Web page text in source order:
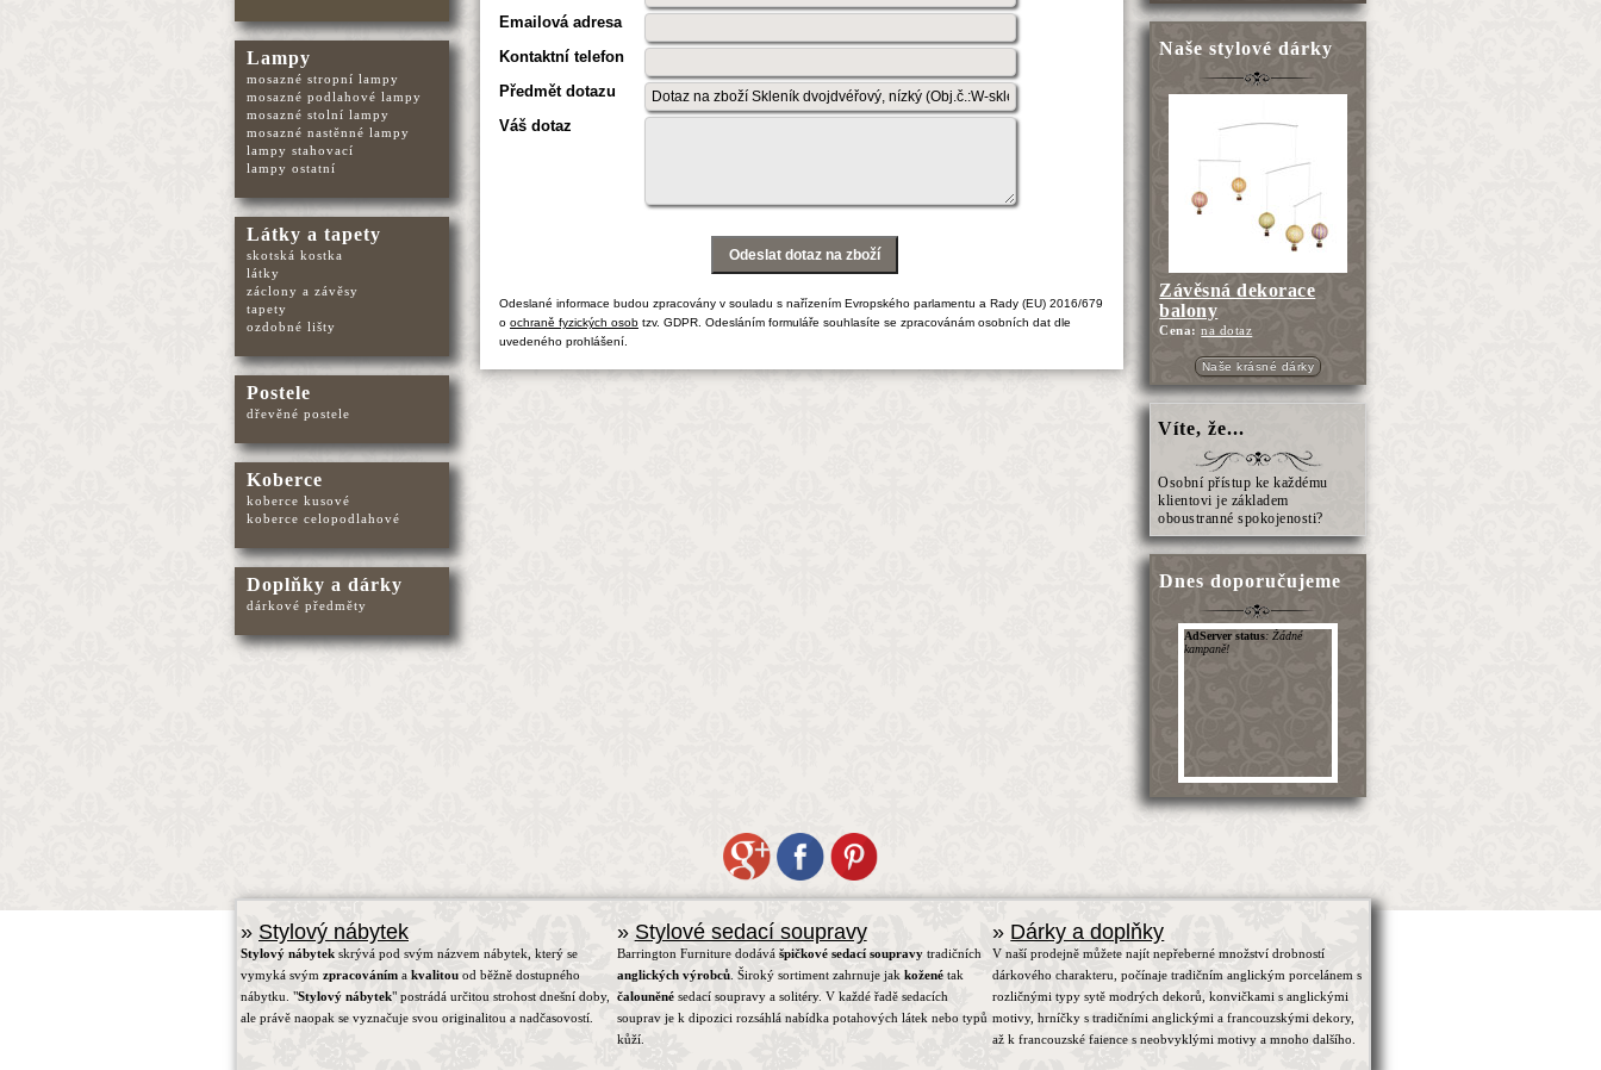
Emailová adresa
Kontaktní telefon
Předmět dotazu
Váš dotaz
Odeslané informace budou zpracovány v souladu s nařízením Evropského parlamentu a Rady (EU) 2016/679
o ochraně fyzických osobtzv. GDPR. Odesláním formuláře souhlasíte se zpracovánám osobních dat dle
uvedeného prohlášení.
Naše stylové dárky
Závěsná dekorace
balony
Cena:na dotaz
Naše krásné dárky
Víte, že...
Osobní přístup ke každému
klientovi je základem
oboustranné spokojenosti?
Dnes doporučujeme
Lampy
mosazné stropní lampy
mosazné podlahové lampy
mosazné stolní lampy
mosazné nastěnné lampy
lampy stahovací
lampy ostatní
Látky a tapety
skotská kostka
látky
záclony a závěsy
tapety
ozdobné lišty
Postele
dřevěné postele
Koberce
koberce kusové
koberce celopodlahové
Doplňky a dárky
dárkové předměty
» Stylový nábytek
Stylový nábytek skrývá pod svým názvem nábytek, který se
vymyká svým zpracováním a kvalitou od běžně dostupného
nábytku. "Stylový nábytek" postrádá určitou strohost dnešní doby,
ale právě naopak se vyznačuje svou originalitou a nadčasovostí.
» Stylové sedací soupravy
Barrington Furniture dodává špičkové sedací soupravytradičních
anglických výrobců. Široký sortiment zahrnuje jak koženétak
čalouněnésedací soupravy a solitéry. V každé řadě sedacích
souprav je k dipozici rozsáhlá nabídka potahových látek nebo typů
kůží.
» Dárky a doplňky
V naší prodejně můžete najít nepřeberné množství drobností
dárkového charakteru, počínaje tradičním anglickým porcelánem s
rozličnými typy sytě modrých dekorů, konvičkami s anglickými
motivy, hrníčky s tradičními anglickými a francouzskými dekory,
až k francouzské faience s neobvyklými motivy a mnoho dalšího.